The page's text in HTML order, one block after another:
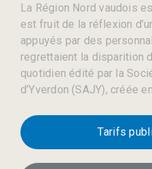
La Région Nord vaudois
est fruit de la réflexion
appuyés par des
regrettaient la disparition
quotidien édité par la
d’Yverdon (SAJY), créée
Tarifs